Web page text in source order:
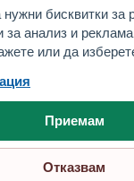
All rights
бисквитки за
за анализ и
или да
Приемам
Отказвам